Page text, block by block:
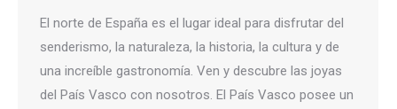
El norte de España es el lugar ideal para disfrutar del
senderismo, la naturaleza, la historia, la cultura y de
una increíble gastronomía. Ven y descubre las joyas
del País Vasco con nosotros. El País Vasco posee un